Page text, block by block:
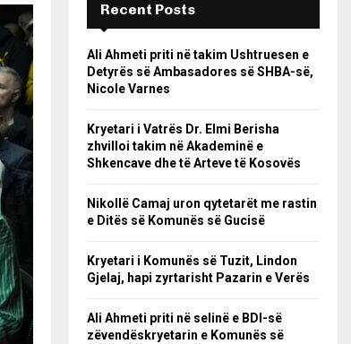
Recent Posts
Ali Ahmeti priti në takim Ushtruesen e
Detyrës së Ambasadores së SHBA-së,
Nicole Varnes
Kryetari i Vatrës Dr. Elmi Berisha
zhvilloi takim në Akademinë e
Shkencave dhe të Arteve të Kosovës
Nikollë Camaj uron qytetarët me rastin
e Ditës së Komunës së Gucisë
Kryetari i Komunës së Tuzit, Lindon
Gjelaj, hapi zyrtarisht Pazarin e Verës
Ali Ahmeti priti në selinë e BDI-së
zëvendëskryetarin e Komunës së